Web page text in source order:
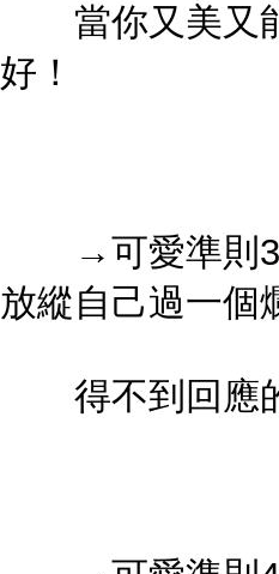
當你又美又能
好！
→可愛準則3
放縱自己過一個
得不到回應的